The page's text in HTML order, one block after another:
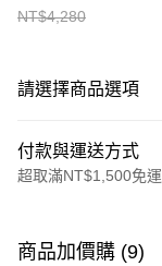
NT$4,280
請選擇商品選項
付款與運送方式
超取滿NT$1,500免運
信用卡一次付款
商品加價購 (9)